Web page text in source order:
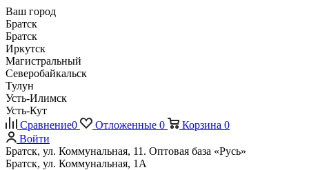
Ваш город
Братск
Братск
Иркутск
Магистральный
Северобайкальск
Тулун
Усть-Илимск
Усть-Кут
Сравнение0 Отложенные 0 Корзина 0
Войти
Братск, ул. Коммунальная, 11. Оптовая база «Русь»
Братск, ул. Коммунальная, 1А